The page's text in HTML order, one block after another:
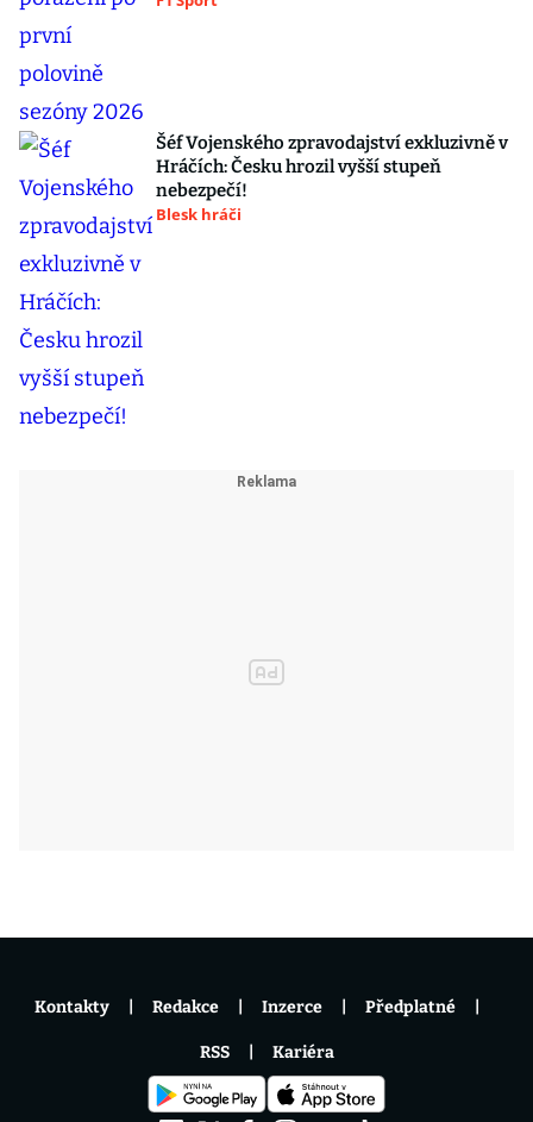
Šéf Vojenského zpravodajství exkluzivně v
Hráčích: Česku hrozil vyšší stupeň
nebezpečí!
Blesk hráči
Kontakty Redakce Inzerce Předplatné
RSS Kariéra